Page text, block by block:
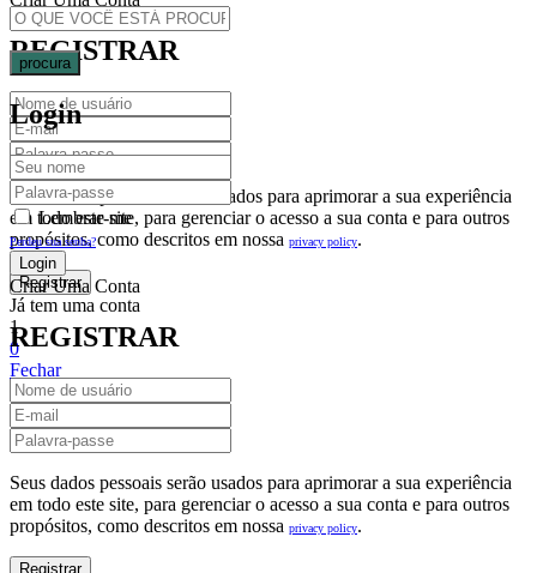
REGISTRAR
Seus dados pessoais serão usados para aprimorar a sua experiência
em todo este site, para gerenciar o acesso a sua conta e para outros
propósitos, como descritos em nossa privacy policy.
Já tem uma conta
1
0
Fechar
Carrinho De Compras(0)
No products in the cart.
procura
Login
Lembrar-me
Perdeu sua senha?
Criar Uma Conta
REGISTRAR
Seus dados pessoais serão usados para aprimorar a sua experiência
em todo este site, para gerenciar o acesso a sua conta e para outros
propósitos, como descritos em nossa privacy policy.